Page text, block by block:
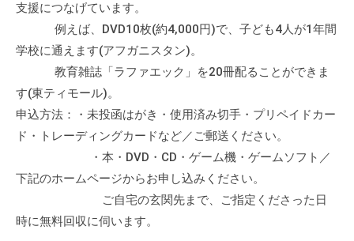
支援につなげています。
例えば、DVD10枚(約4,000円)で、子ども4人が1年間
学校に通えます(アフガニスタン)。
教育雑誌「ラファエック」を20冊配ることができま
す(東ティモール)。
申込方法：・未投函はがき・使用済み切手・プリペイドカー
ド・トレーディングカードなど／ご郵送ください。
・本・DVD・CD・ゲーム機・ゲームソフト／
下記のホームページからお申し込みください。
ご自宅の玄関先まで、ご指定くださった日
時に無料回収に伺います。